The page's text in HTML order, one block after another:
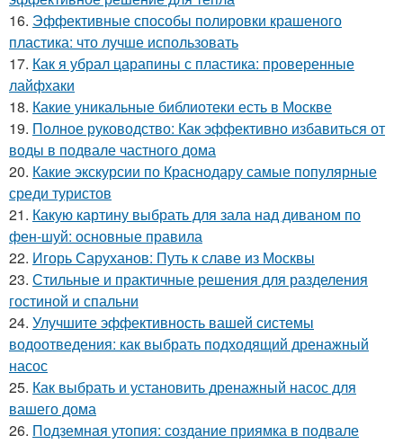
16. Эффективные способы полировки крашеного
пластика: что лучше использовать
17. Как я убрал царапины с пластика: проверенные
лайфхаки
18. Какие уникальные библиотеки есть в Москве
19. Полное руководство: Как эффективно избавиться от
воды в подвале частного дома
20. Какие экскурсии по Краснодару самые популярные
среди туристов
21. Какую картину выбрать для зала над диваном по
фен-шуй: основные правила
22. Игорь Саруханов: Путь к славе из Москвы
23. Стильные и практичные решения для разделения
гостиной и спальни
24. Улучшите эффективность вашей системы
водоотведения: как выбрать подходящий дренажный
насос
25. Как выбрать и установить дренажный насос для
вашего дома
26. Подземная утопия: создание приямка в подвале